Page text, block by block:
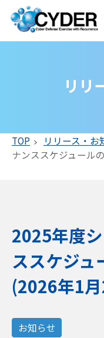
リリ
TOP リリース・お
ナンススケジュール
2025年度
ススケジュ
(2026年1
お知らせ